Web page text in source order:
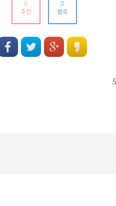
0
추천
0
별로